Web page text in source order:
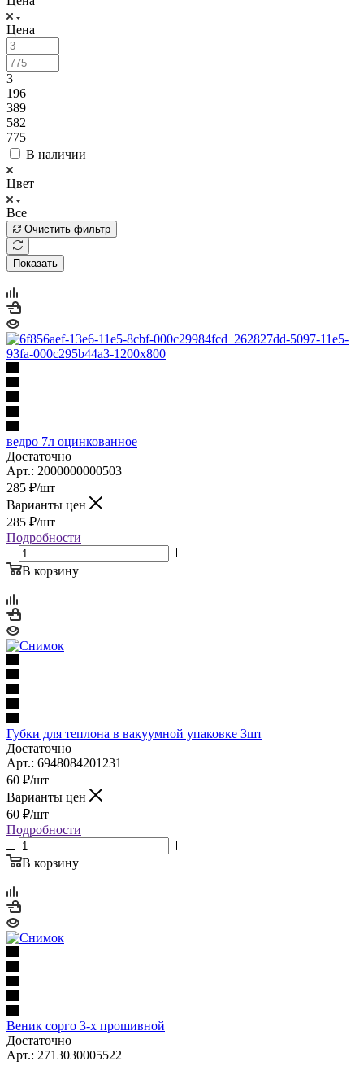
Цена
3
196
389
582
775
В наличии
Цвет
Все
Очистить фильтр
Показать
ведро 7л оцинкованное
Достаточно
Арт.: 2000000000503
285 ₽/шт
Варианты цен
285 ₽/шт
Подробности
В корзину
Губки для теплона в вакуумной упаковке 3шт
Достаточно
Арт.: 6948084201231
60 ₽/шт
Варианты цен
60 ₽/шт
Подробности
В корзину
Веник сорго 3-х прошивной
Достаточно
Арт.: 2713030005522